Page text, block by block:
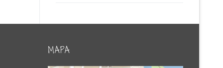
MAPA